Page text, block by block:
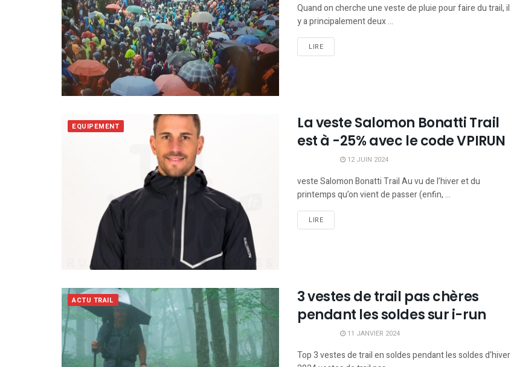
Quand on cherche une veste de pluie pour faire du trail, il
y a principalement deux ...
LIRE
EQUIPEMENT
La veste Salomon Bonatti Trail
est à -25% avec le code VPIRUN
12 JUIN 2024
veste Salomon Bonatti Trail Au vu de l’hiver et du
printemps qu’on vient de passer (enfin, ...
LIRE
ACTU TRAIL
3 vestes de trail pas chères
pendant les soldes sur i-run
11 JANVIER 2024
Top 3 vestes de trail en soldes pendant les soldes d'hiver